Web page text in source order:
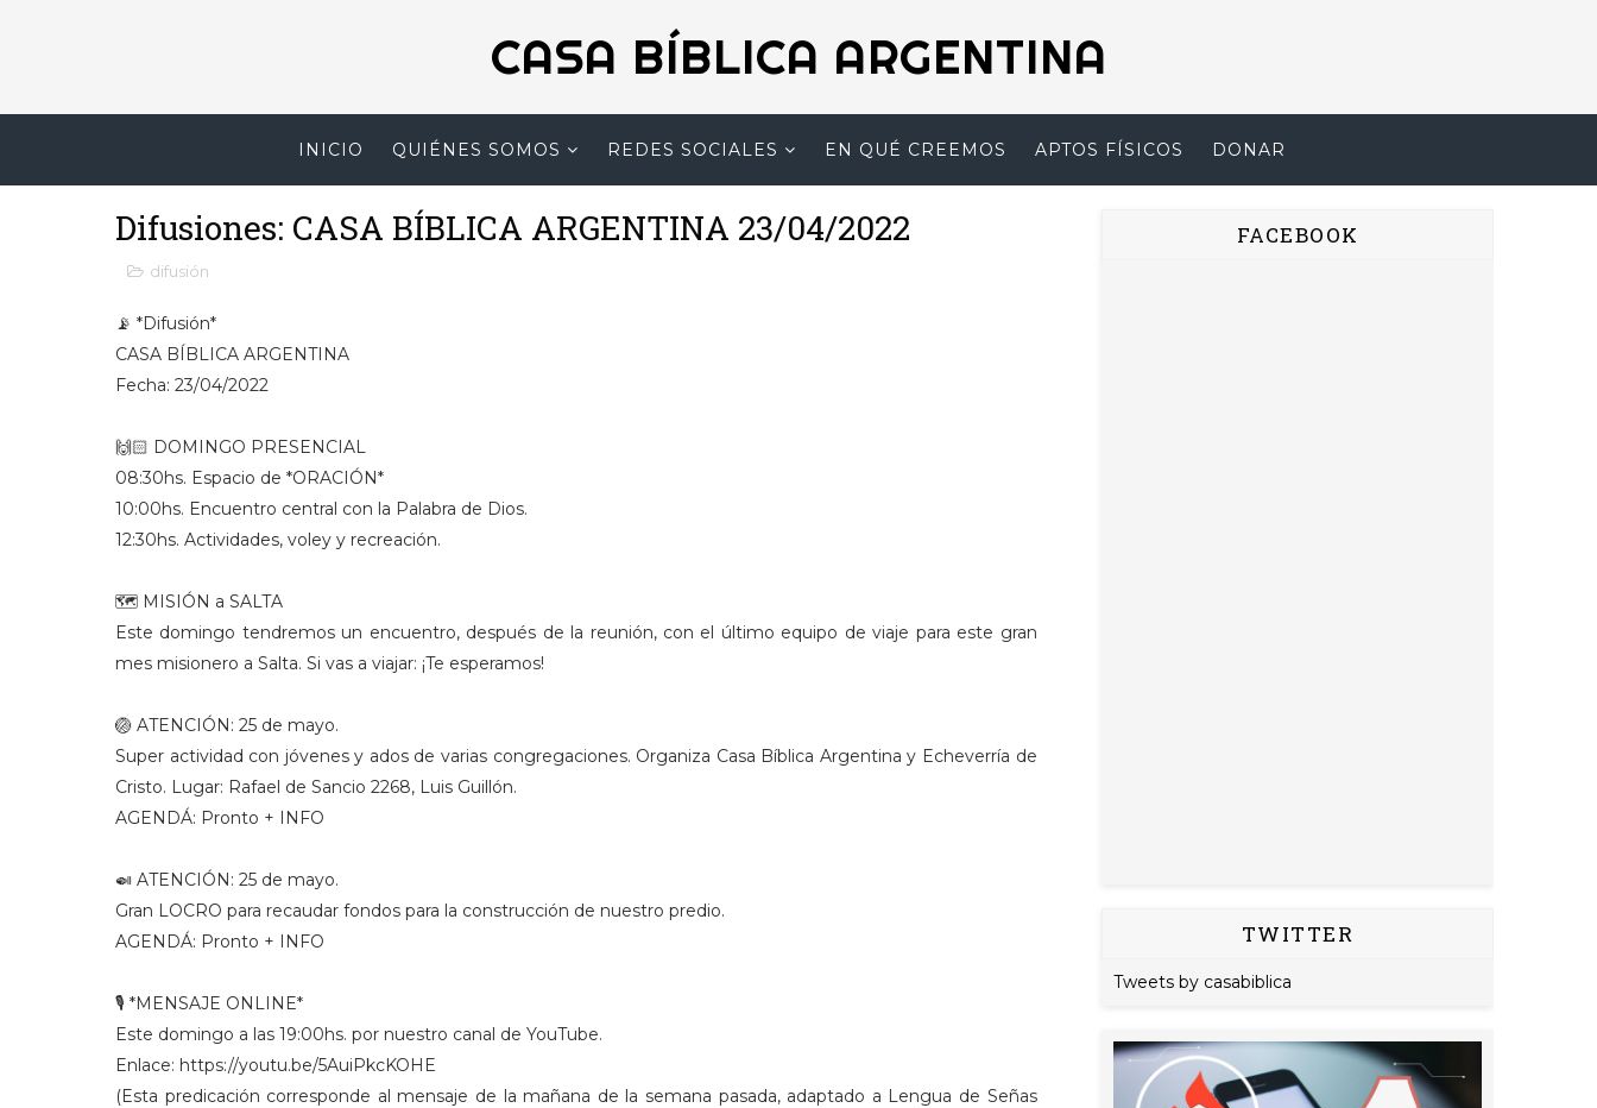
CASA BÍBLICA ARGENTINA
INICIO QUIÉNES SOMOS REDES SOCIALES EN QUÉ CREEMOS APTOS FÍSICOS DONAR
Difusiones: CASA BÍBLICA ARGENTINA 23/04/2022
difusión
📡 *Difusión*
CASA BÍBLICA ARGENTINA
Fecha: 23/04/2022
🙌🏻 DOMINGO PRESENCIAL
08:30hs. Espacio de *ORACIÓN*
10:00hs. Encuentro central con la Palabra de Dios.
12:30hs. Actividades, voley y recreación.
🗺 MISIÓN a SALTA
Este domingo tendremos un encuentro, después de la reunión, con el último equipo de viaje para este gran
mes misionero a Salta. Si vas a viajar: ¡Te esperamos!
🏐 ATENCIÓN: 25 de mayo.
Super actividad con jóvenes y ados de varias congregaciones. Organiza Casa Bíblica Argentina y Echeverría de
Cristo. Lugar: Rafael de Sancio 2268, Luis Guillón.
AGENDÁ: Pronto + INFO
🍛 ATENCIÓN: 25 de mayo.
Gran LOCRO para recaudar fondos para la construcción de nuestro predio.
AGENDÁ: Pronto + INFO
🎙 *MENSAJE ONLINE*
Este domingo a las 19:00hs. por nuestro canal de YouTube.
Enlace: https://youtu.be/5AuiPkcKOHE
(Esta predicación corresponde al mensaje de la mañana de la semana pasada, adaptado a Lengua de Señas
FACEBOOK
TWITTER
Tweets by casabiblica